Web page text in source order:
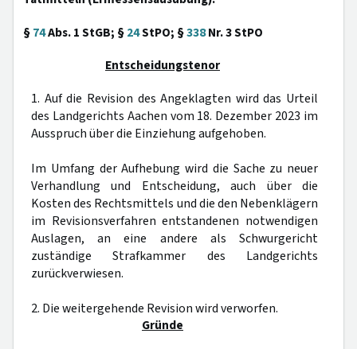
§74Abs. 1 StGB; §24StPO; §338Nr. 3 StPO
Entscheidungstenor
1. Auf die Revision des Angeklagten wird das Urteil
des Landgerichts Aachen vom 18. Dezember 2023 im
Ausspruch über die Einziehung aufgehoben.
Im Umfang der Aufhebung wird die Sache zu neuer
Verhandlung und Entscheidung, auch über die
Kosten des Rechtsmittels und die den Nebenklägern
im Revisionsverfahren entstandenen notwendigen
Auslagen, an eine andere als Schwurgericht
zuständige Strafkammer des Landgerichts
zurückverwiesen.
2. Die weitergehende Revision wird verworfen.
Gründe